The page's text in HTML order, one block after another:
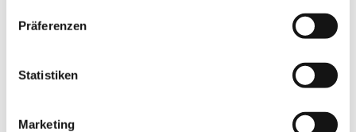
Präferenzen
Statistiken
Marketing